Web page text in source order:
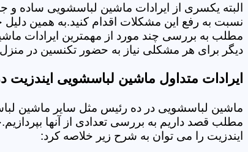
البته یکسری از ایرادات ماشین لباسشویی ساده و
نسبت به رفع این مشکلات اقدام کنید.به همین
مطلب به بررسی چند مورد از مهمترین ایرادات
دیگر برای هر مشکلی نیاز به حضور تکنسین در منزل نداشته باشید.
ایرادات متداول ماشین لباسشویی ایندزیت
ماشین لباسشویی در ده رئیس مثل سایر ماشین
مطلب قصد داریم به بررسی تعدادی از آنها
ایندزیت را می توان به شرح زیر خلاصه کرد: